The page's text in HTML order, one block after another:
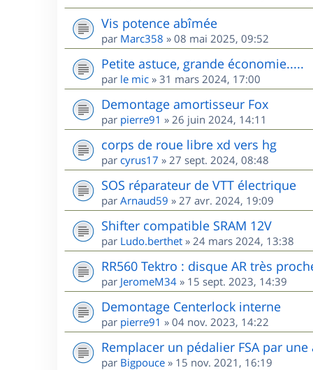
Vis potence abîmée
par Marc358 » 08 mai 2025, 09:52
Petite astuce, grande économie.....
par le mic » 31 mars 2024, 17:00
Demontage amortisseur Fox
par pierre91 » 26 juin 2024, 14:11
corps de roue libre xd vers hg
par cyrus17 » 27 sept. 2024, 08:48
SOS réparateur de VTT électrique
par Arnaud59 » 27 avr. 2024, 19:09
Shifter compatible SRAM 12V
par Ludo.berthet » 24 mars 2024, 13:38
RR560 Tektro : disque AR très
par JeromeM34 » 15 sept. 2023, 14:39
Demontage Centerlock interne
par pierre91 » 04 nov. 2023, 14:22
Remplacer un pédalier FSA par
par Bigpouce » 15 nov. 2021, 16:19